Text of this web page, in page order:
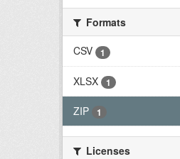
Formats
CSV
1
XLSX 1
ZIP 1
Licenses